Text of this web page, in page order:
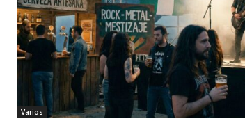
Varios